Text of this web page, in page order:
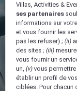
Villas, Activities &
ses partenaires
informations sur
et vous fournir les
pas les refuser) ;(ii)
des sites ;(iii)
vous fournir un
un,(v) vous
établir un profil de
ciblées. Pour chacun